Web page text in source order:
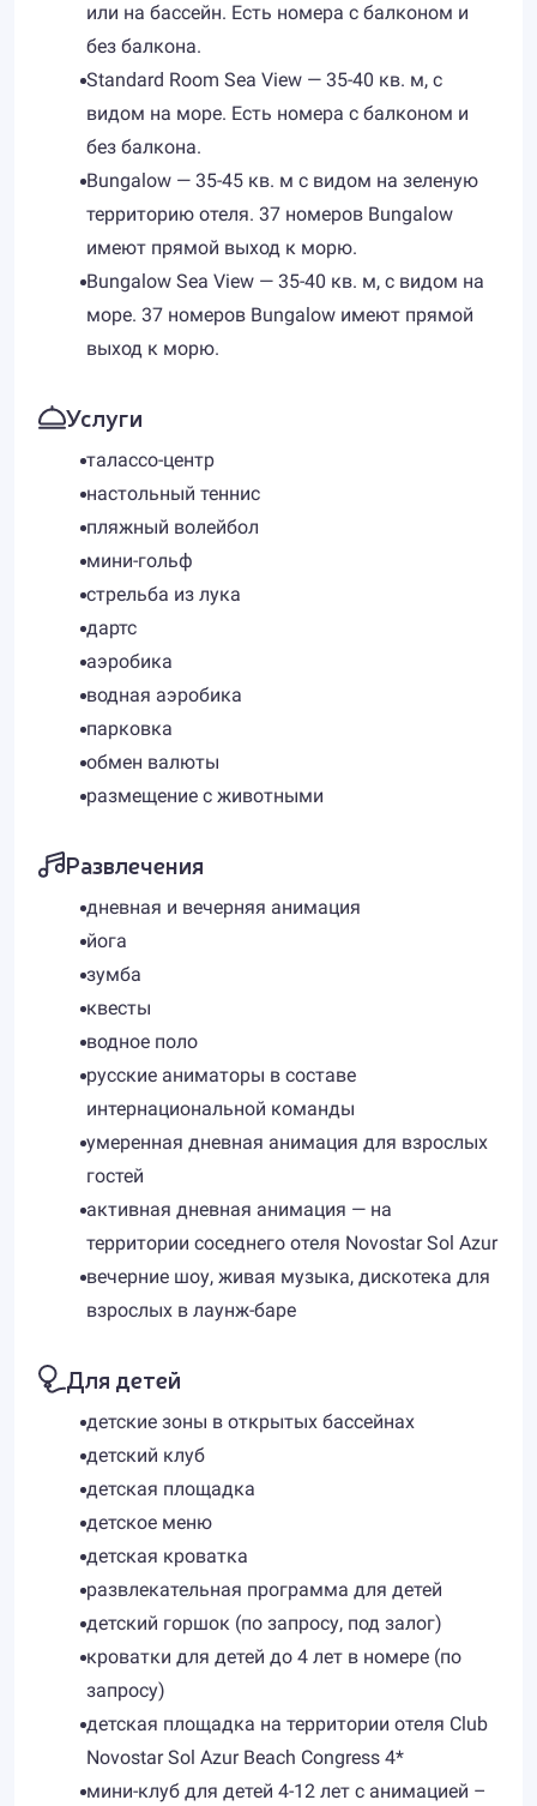
или на бассейн. Есть номера с балконом и
без балкона.
Standard Room Sea View — 35-40 кв. м, с
видом на море. Есть номера с балконом и
без балкона.
Bungalow — 35-45 кв. м с видом на зеленую
территорию отеля. 37 номеров Bungalow
имеют прямой выход к морю.
Bungalow Sea View — 35-40 кв. м, с видом на
море. 37 номеров Bungalow имеют прямой
выход к морю.
Услуги
талассо-центр
настольный теннис
пляжный волейбол
мини-гольф
стрельба из лука
дартс
аэробика
водная аэробика
парковка
обмен валюты
размещение с животными
Развлечения
дневная и вечерняя анимация
йога
зумба
квесты
водное поло
русские аниматоры в составе
интернациональной команды
умеренная дневная анимация для взрослых
гостей
активная дневная анимация — на
территории соседнего отеля Novostar Sol Azur
вечерние шоу, живая музыка, дискотека для
взрослых в лаунж-баре
Для детей
детские зоны в открытых бассейнах
детский клуб
детская площадка
детское меню
детская кроватка
развлекательная программа для детей
детский горшок (по запросу, под залог)
кроватки для детей до 4 лет в номере (по
запросу)
детская площадка на территории отеля Club
Novostar Sol Azur Beach Congress 4*
мини-клуб для детей 4-12 лет с анимацией –